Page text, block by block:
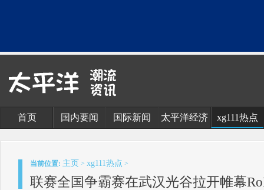
首页 国内要闻 国际新闻 太平洋经济 xg111热点
当前位置: 主页 > xg111热点 >
联赛全国争霸赛在武汉光谷拉开帷幕